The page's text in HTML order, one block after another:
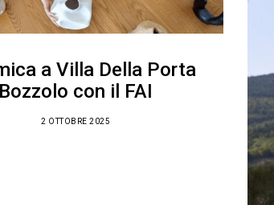
a Villa Della Porta
Bozzolo con il FAI
2 OTTOBRE 2025